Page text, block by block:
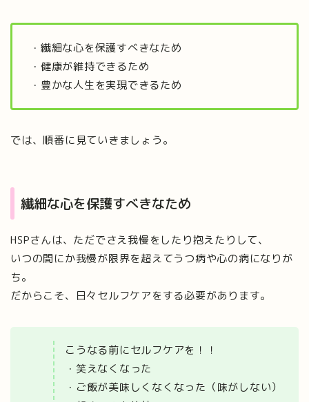
・繊細な心を保護すべきなため
・健康が維持できるため
・豊かな人生を実現できるため
では、順番に見ていきましょう。
繊細な心を保護すべきなため
HSPさんは、ただでさえ我慢をしたり抱えたりして、
いつの間にか我慢が限界を超えてうつ病や心の病になりが
ち。
だからこそ、日々セルフケアをする必要があります。
こうなる前にセルフケアを！！
・笑えなくなった
・ご飯が美味しくなくなった（味がしない）